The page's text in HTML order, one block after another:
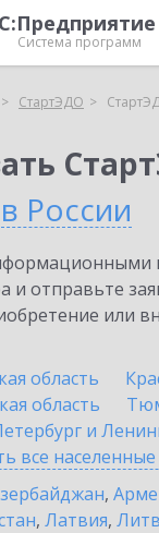
Система программ
СтартЭДО
в России
и отправьте
или
область
область
и
все населенные
,
, Латвия,